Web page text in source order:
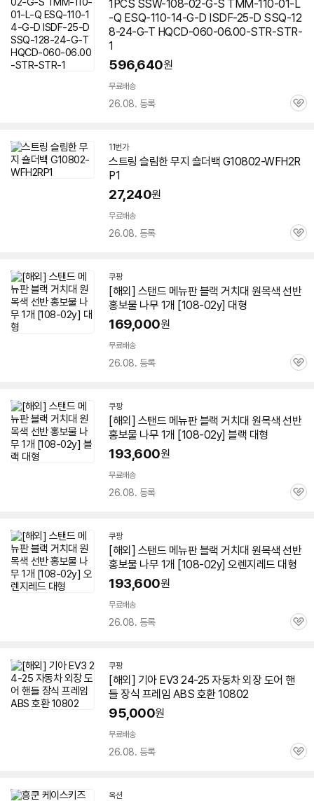
1PCS SSW-108-02-G-S TMM-110-01-L
-Q ESQ-110-14-G-D ISDF-25-D SSQ-12
8-24-G-T HQCD-060-06.00-STR-STR-
1
596,640원
무료배송
26.08. 등록
관
11번가
스트링 슬림한 무지 숄더백 G10802-WFH2R
P1
27,240원
무료배송
26.08. 등록
관
쿠팡
[해외] 스탠드 메뉴판 블랙 거치대 원목색 선반
홍보물 나무 1개 [108-02y] 대형
169,000원
무료배송
26.08. 등록
관
쿠팡
[해외] 스탠드 메뉴판 블랙 거치대 원목색 선반
홍보물 나무 1개 [108-02y] 블랙 대형
193,600원
무료배송
26.08. 등록
관
쿠팡
[해외] 스탠드 메뉴판 블랙 거치대 원목색 선반
홍보물 나무 1개 [108-02y] 오렌지레드 대형
193,600원
무료배송
26.08. 등록
관
쿠팡
[해외] 기아 EV3 24-25 자동차 외장 도어 핸
들 장식 프레임 ABS 호환10802
95,000원
무료배송
26.08. 등록
관
옥션